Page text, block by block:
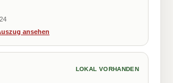
ansehen
LOKAL VORHANDEN